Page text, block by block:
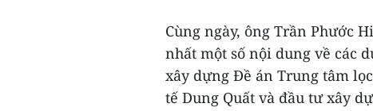
Cùng ngày, ông Trần Phước
nhất một số nội dung về các
xây dựng Đề án Trung tâm
tế Dung Quất và đầu tư xây